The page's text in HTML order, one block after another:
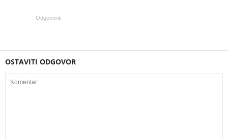
Odgovoriti
OSTAVITI ODGOVOR